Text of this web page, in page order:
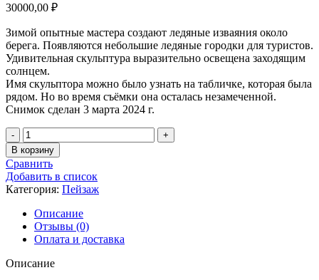
30000,00 ₽
Зимой опытные мастера создают ледяные изваяния около
берега. Появляются небольшие ледяные городки для туристов.
Удивительная скульптура выразительно освещена заходящим
солнцем.
Имя скульптора можно было узнать на табличке, которая была
рядом. Но во время съёмки она осталась незамеченной.
Снимок сделан 3 марта 2024 г.
Количество
товара
Листвянка,
Лёд
-
7
В корзину
Сравнить
Добавить в список
Категория: Пейзаж
Описание
Отзывы (0)
Оплата и доставка
Описание